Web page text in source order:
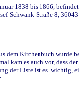
1838 bis 1866,
Schwank-Straße 8,
dem Kirchenbuch wurde
kam es auch vor, dass
der Liste ist es wichtig,